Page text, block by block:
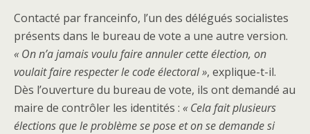
Contacté par franceinfo, l’un des délégués socialistes
présents dans le bureau de vote a une autre version.
« On n’a jamais voulu faire annuler cette élection, on
voulait faire respecter le code électoral », explique-t-il.
Dès l’ouverture du bureau de vote, ils ont demandé au
maire de contrôler les identités : « Cela fait plusieurs
élections que le problème se pose et on se demande si